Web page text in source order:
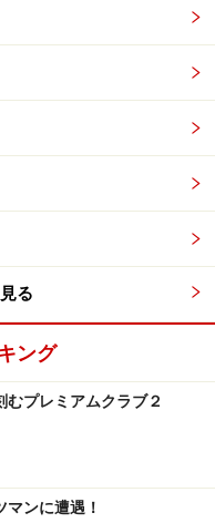
る
ング
むプレミアムクラブ２
ンに遭遇！